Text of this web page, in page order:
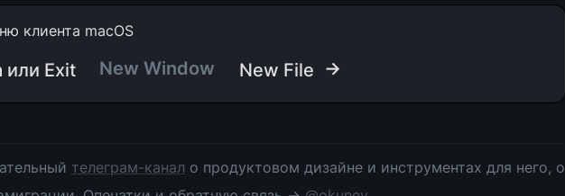
клиента macOS
или Exit New Window New File →
телеграм-канал о продуктовом дизайне и инструментах для него, о